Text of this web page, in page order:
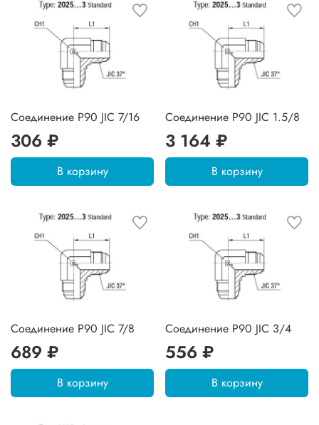
Соединение P90 JIC 7/16
306 ₽
В корзину
Соединение P90 JIC 1.5/8
3 164 ₽
В корзину
Соединение P90 JIC 7/8
689 ₽
В корзину
Соединение P90 JIC 3/4
556 ₽
В корзину